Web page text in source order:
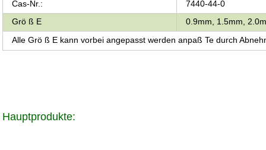
Cas-Nr.:
7440-44-0
Grö ß E
0.9mm, 1.5mm,
Alle Grö ß E kann vorbei angepasst werden anpaß Te durch
Hauptprodukte: